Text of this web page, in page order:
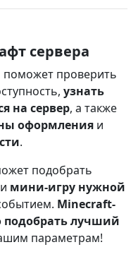
сервера
поможет проверить
узнать
на сервер, а также
оформления и
.
подобрать
мини-игру нужной
Minecraft-
подобрать лучший
параметрам!